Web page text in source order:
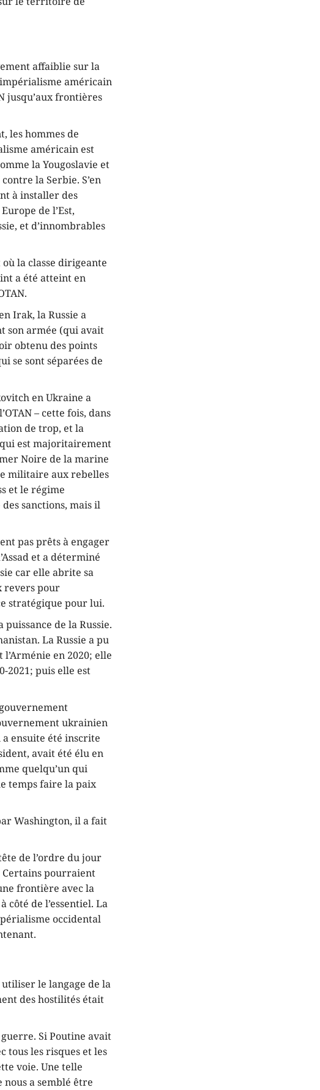
affaiblie sur la
américain
jusqu’aux frontières
les hommes de
américain est
la Yougoslavie et
la Serbie. S’en
à installer des
de l’Est,
et d’innombrables
la classe dirigeante
a été atteint en
Irak, la Russie a
son armée (qui avait
obtenu des points
se sont séparées de
en Ukraine a
– cette fois, dans
de trop, et la
qui est majoritairement
Noire de la marine
militaire aux rebelles
et le régime
sanctions, mais il
pas prêts à engager
et a déterminé
car elle abrite sa
revers pour
stratégique pour lui.
de la Russie.
La Russie a pu
en 2020; elle
2021; puis elle est
ukrainien
a ensuite été inscrite
avait été élu en
quelqu’un qui
temps faire la paix
Washington, il a fait
de l’ordre du jour
Certains pourraient
frontière avec la
côté de l’essentiel. La
occidental
le langage de la
des hostilités était
Si Poutine avait
tous les risques et les
voie. Une telle
a semblé être